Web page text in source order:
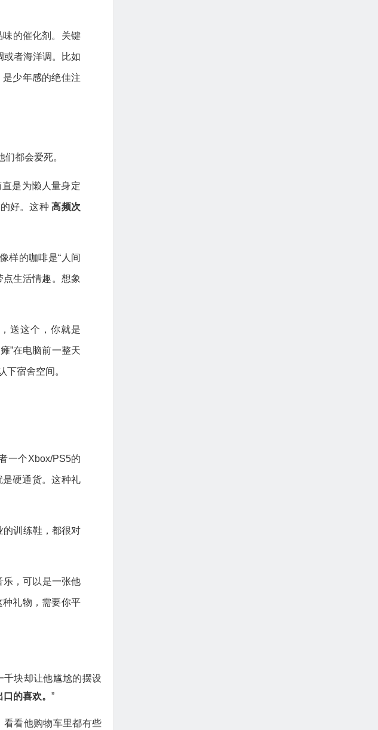
味的催化剂。关键
或者海洋调。比如
少年感的绝佳注
都会爱死。
是为懒人量身定
好。这种高频次
样的咖啡是“人间
生活情趣。想象
送这个，你就是
”在电脑前一整天
下宿舍空间。
一个Xbox/PS5的
硬通货。这种礼
的训练鞋，都很对
乐，可以是一张他
礼物，需要你平
块却让他尴尬的摆设
的喜欢。 ”
看看他购物车里都有些